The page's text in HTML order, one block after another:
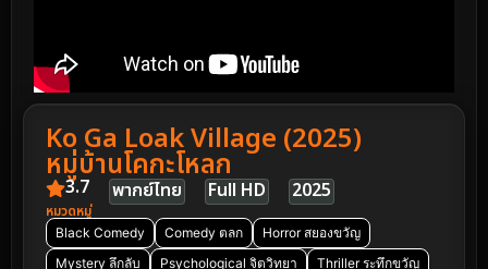
Ko Ga Loak Village (2025)
หมู่บ้านโคกะโหลก
3.7 พากย์ไทย Full HD 2025
หมวดหมู่
Black Comedy Comedy ตลก
Horror สยองขวัญ
Mystery ลึกลับ
Psychological จิตวิทยา
Thriller ระทึกขวัญ